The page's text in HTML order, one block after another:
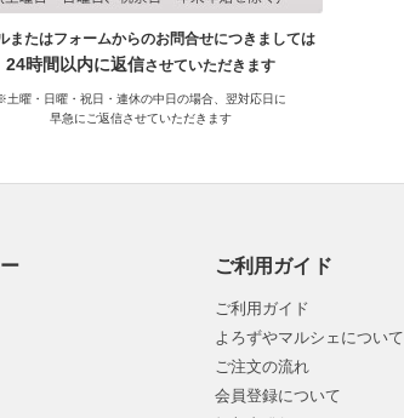
またはフォームからのお問合せにつきましては
24時間以内に返信させていただきます
土曜・日曜・祝日・連休の中日の場合、翌対応日に
早急にご返信させていただきます
ご利用ガイド
ご利用ガイド
よろずやマルシェについて
ご注文の流れ
会員登録について